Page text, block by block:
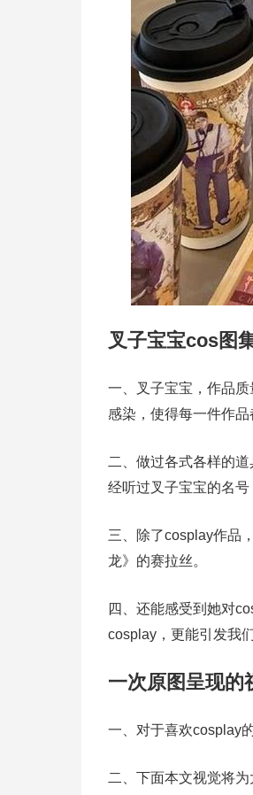
叉子宝宝cos图
一、叉子宝宝，作品
感染，使得每一件作品
二、做过各式各样的
经听过叉子宝宝的名号
三、除了cosplay作品
龙》的赛拉丝。
四、还能感受到她对
cosplay，更能引发我
一次原图呈现的
一、对于喜欢cosplay
二、下面本文视觉将